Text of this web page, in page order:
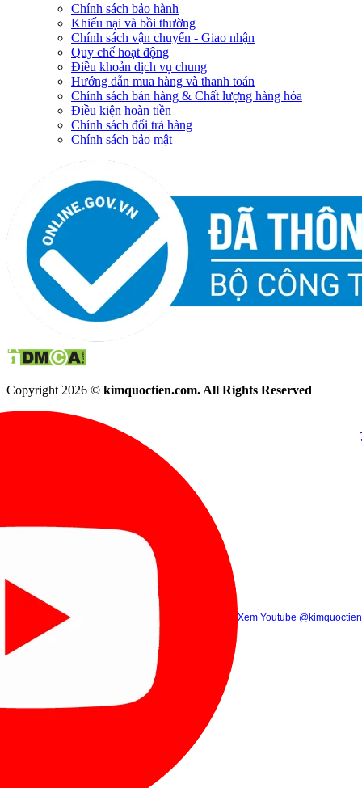
Chính sách bảo hành
Khiếu nại và bồi thường
Chính sách vận chuyển - Giao nhận
Quy chế hoạt động
Điều khoản dịch vụ chung
Hướng dẫn mua hàng và thanh toán
Chính sách bán hàng & Chất lượng hàng hóa
Điều kiện hoàn tiền
Chính sách đổi trả hàng
Chính sách bảo mật
Copyright 2026 © kimquoctien.com. All Rights Reserved
Xem Tik Tok
(8h00 - 21h30)
(8h00 -
Gọi điện (8h00 - 21h30)
Xem Youtube @kimquoctien